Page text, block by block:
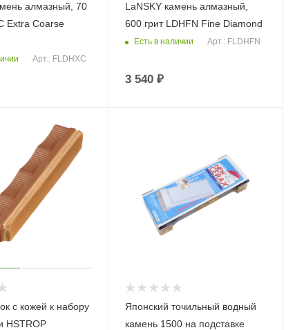
алмазный, 70
Extra Coarse
Арт.: FLDHXC
LaNSKY камень алмазный,
600 грит LDHFN Fine Diamond
Есть в наличии Арт.: FLDHFN
3 540 ₽
с кожей к набору
HSTROP
Японский точильный водный
камень 1500 на подставке